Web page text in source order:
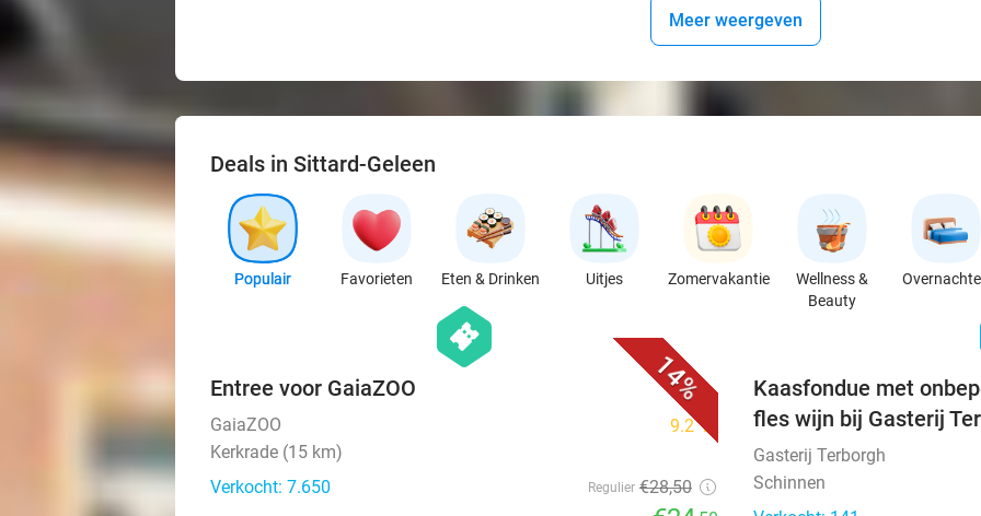
Meer weergeven
Deals in Sittard-Geleen
Populair Favorieten Eten & Drinken Uitjes Zomervakantie
Wellness &
Beauty
14%
hexagon
events
Entree voor GaiaZOO
GaiaZOO 9.2star
Kerkrade (15 km)
Verkocht: 7.650
Regulier €28,50
Kaasfondue met
fles wijn bij Gasterij
Gasterij Terborgh
Schinnen